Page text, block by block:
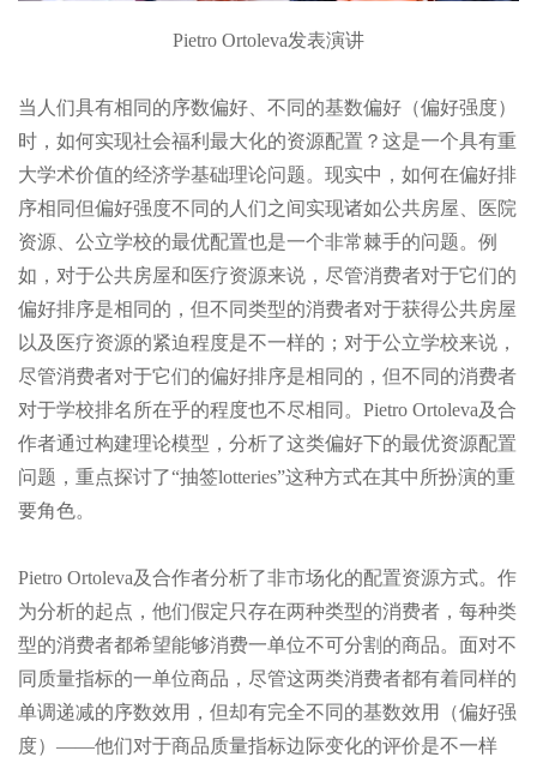
Pietro Ortoleva发表演讲
当人们具有相同的序数偏好、不同的基数偏好（偏好强度）
时，如何实现社会福利最大化的资源配置？这是一个具有重
大学术价值的经济学基础理论问题。现实中，如何在偏好排
序相同但偏好强度不同的人们之间实现诸如公共房屋、医院
资源、公立学校的最优配置也是一个非常棘手的问题。例
如，对于公共房屋和医疗资源来说，尽管消费者对于它们的
偏好排序是相同的，但不同类型的消费者对于获得公共房屋
以及医疗资源的紧迫程度是不一样的；对于公立学校来说，
尽管消费者对于它们的偏好排序是相同的，但不同的消费者
对于学校排名所在乎的程度也不尽相同。Pietro Ortoleva及合
作者通过构建理论模型，分析了这类偏好下的最优资源配置
问题，重点探讨了“抽签lotteries”这种方式在其中所扮演的重
要角色。
Pietro Ortoleva及合作者分析了非市场化的配置资源方式。作
为分析的起点，他们假定只存在两种类型的消费者，每种类
型的消费者都希望能够消费一单位不可分割的商品。面对不
同质量指标的一单位商品，尽管这两类消费者都有着同样的
单调递减的序数效用，但却有完全不同的基数效用（偏好强
度）——他们对于商品质量指标边际变化的评价是不一样